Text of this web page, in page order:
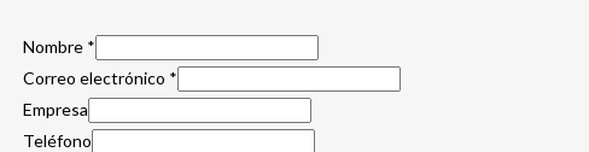
Nombre *
Correo electrónico *
Empresa
Teléfono